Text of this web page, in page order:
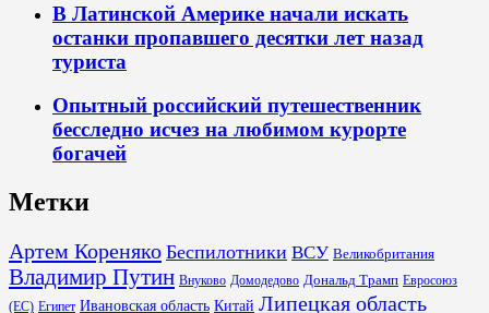
В Латинской Америке начали искать
останки пропавшего десятки лет назад
туриста
Опытный российский путешественник
бесследно исчез на любимом курорте
богачей
Метки
Артем Кореняко Беспилотники ВСУ Великобритания
Владимир Путин Внуково Домодедово Дональд Трамп Евросоюз
(ЕС) Египет Ивановская область Китай Липецкая область